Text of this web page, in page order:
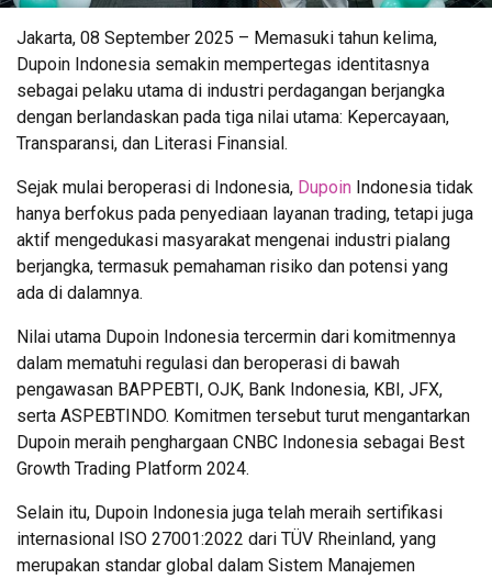
Jakarta, 08 September 2025 – Memasuki tahun kelima,
Dupoin Indonesia semakin mempertegas identitasnya
sebagai pelaku utama di industri perdagangan berjangka
dengan berlandaskan pada tiga nilai utama: Kepercayaan,
Transparansi, dan Literasi Finansial.
Sejak mulai beroperasi di Indonesia, Dupoin Indonesia tidak
hanya berfokus pada penyediaan layanan trading, tetapi juga
aktif mengedukasi masyarakat mengenai industri pialang
berjangka, termasuk pemahaman risiko dan potensi yang
ada di dalamnya.
Nilai utama Dupoin Indonesia tercermin dari komitmennya
dalam mematuhi regulasi dan beroperasi di bawah
pengawasan BAPPEBTI, OJK, Bank Indonesia, KBI, JFX,
serta ASPEBTINDO. Komitmen tersebut turut mengantarkan
Dupoin meraih penghargaan CNBC Indonesia sebagai Best
Growth Trading Platform 2024.
Selain itu, Dupoin Indonesia juga telah meraih sertifikasi
internasional ISO 27001:2022 dari TÜV Rheinland, yang
merupakan standar global dalam Sistem Manajemen